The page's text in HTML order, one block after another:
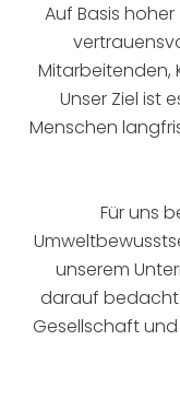
Auf Basis hoher
Mitarbeitenden,
Unser Ziel ist
Menschen
Für uns
unserem
darauf bedacht
Gesellschaft